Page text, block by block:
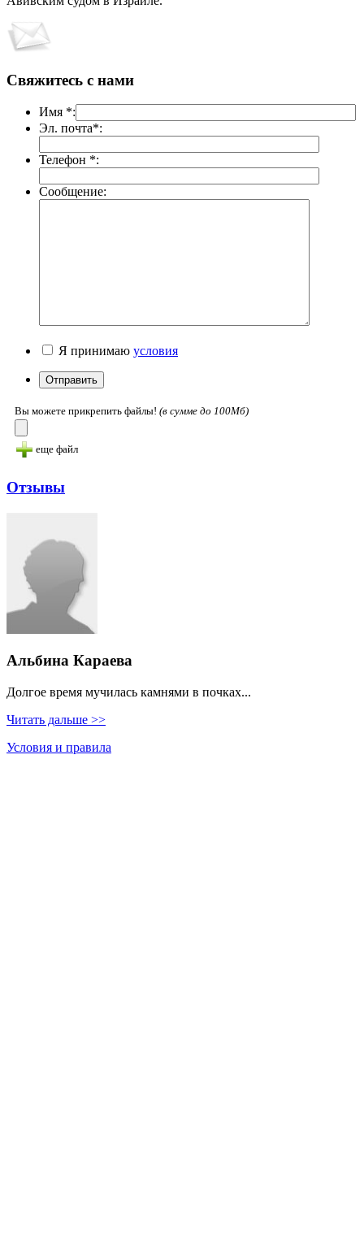
Свяжитесь с нами
Имя *:
Эл. почта*:
Телефон *:
Сообщение:
Я принимаю условия
Вы можете прикрепить файлы! (в cумме до 100Мб)
еще файл
Отзывы
Альбина Караева
Долгое время мучилась камнями в почках...
Читать дальше >>
Условия и правила